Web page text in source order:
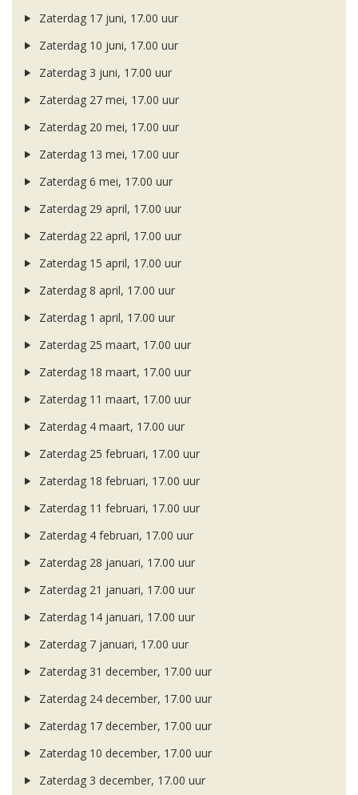
Zaterdag 17 juni, 17.00 uur
Zaterdag 10 juni, 17.00 uur
Zaterdag 3 juni, 17.00 uur
Zaterdag 27 mei, 17.00 uur
Zaterdag 20 mei, 17.00 uur
Zaterdag 13 mei, 17.00 uur
Zaterdag 6 mei, 17.00 uur
Zaterdag 29 april, 17.00 uur
Zaterdag 22 april, 17.00 uur
Zaterdag 15 april, 17.00 uur
Zaterdag 8 april, 17.00 uur
Zaterdag 1 april, 17.00 uur
Zaterdag 25 maart, 17.00 uur
Zaterdag 18 maart, 17.00 uur
Zaterdag 11 maart, 17.00 uur
Zaterdag 4 maart, 17.00 uur
Zaterdag 25 februari, 17.00 uur
Zaterdag 18 februari, 17.00 uur
Zaterdag 11 februari, 17.00 uur
Zaterdag 4 februari, 17.00 uur
Zaterdag 28 januari, 17.00 uur
Zaterdag 21 januari, 17.00 uur
Zaterdag 14 januari, 17.00 uur
Zaterdag 7 januari, 17.00 uur
Zaterdag 31 december, 17.00 uur
Zaterdag 24 december, 17.00 uur
Zaterdag 17 december, 17.00 uur
Zaterdag 10 december, 17.00 uur
Zaterdag 3 december, 17.00 uur